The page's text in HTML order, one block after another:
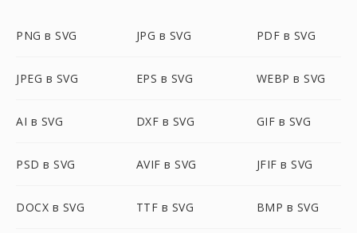
PNG в SVG JPG в SVG PDF в SVG
JPEG в SVG EPS в SVG WEBP в SVG
AI в SVG DXF в SVG GIF в SVG
PSD в SVG AVIF в SVG JFIF в SVG
DOCX в SVG TTF в SVG BMP в SVG